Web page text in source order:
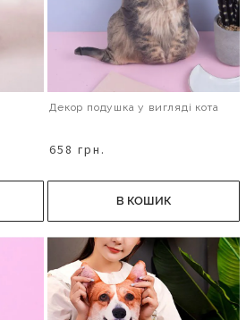
Декор подушка у вигляді кота
658 грн.
В КОШИК